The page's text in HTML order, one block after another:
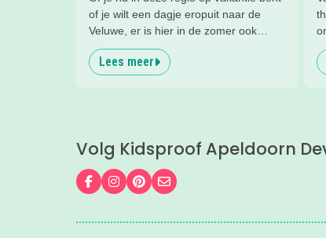
of je wilt een dagje eropuit naar de
Veluwe, er is hier in de zomer ook
zoveel te beleven!
Lees meer
Volg Kidsproof Apeldoorn
Volg ons op Facebook
Volg ons op Instagram
Volg ons op Pinterest
Mail ons